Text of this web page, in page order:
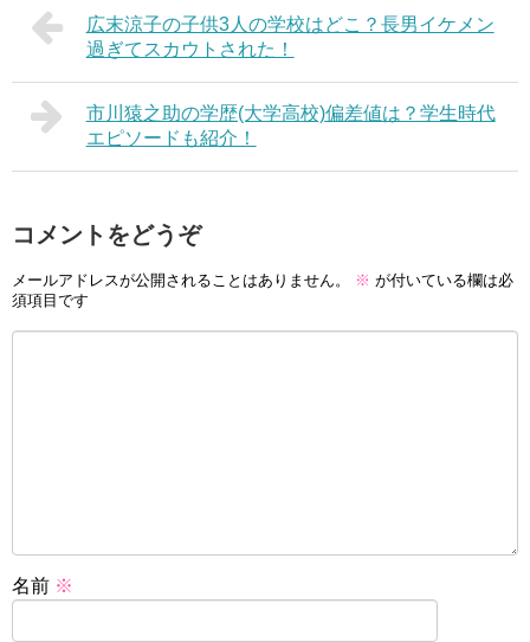
広末涼子の子供3人の学校はどこ？長男イケメン
過ぎてスカウトされた！
市川猿之助の学歴(大学高校)偏差値は？学生時代
エピソードも紹介！
コメントをどうぞ
メールアドレスが公開されることはありません。 ※ が付いている欄は必
須項目です
名前 ※